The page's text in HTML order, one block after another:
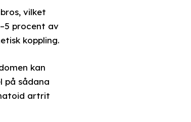
vilket
procent av
koppling.
kan
på sådana
artrit